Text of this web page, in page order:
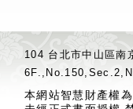
104 台北市中山區
本網站智慧財產權